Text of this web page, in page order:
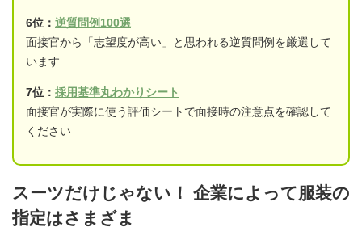
6位： 逆質問例100選
面接官から「志望度が高い」と思われる逆質問例を厳選して
います
7位： 採用基準丸わかりシート
面接官が実際に使う評価シートで面接時の注意点を確認して
ください
スーツだけじゃない！ 企業によって服装の
指定はさまざま